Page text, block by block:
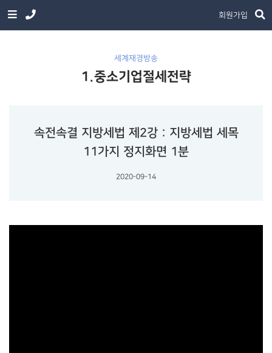
회원가입
세계재경방송
1.중소기업절세전략
속전속결 지방세법 제2강 : 지방세법 세목
11가지 정지화면 1분
2020-09-14